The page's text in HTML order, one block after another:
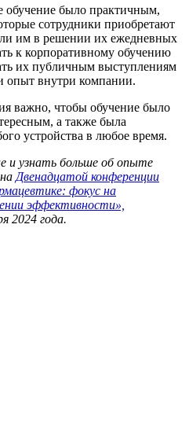
обучение было практичным,
сотрудники приобретают
им в решении их ежедневных
к корпоративному обучению
их публичным выступлениям
опыт внутри компании.
важно, чтобы обучение было
а также была
устройства в любое время.
и узнать больше об опыте
Двенадцатой конференции
фокус на
эффективности»,
2024 года.